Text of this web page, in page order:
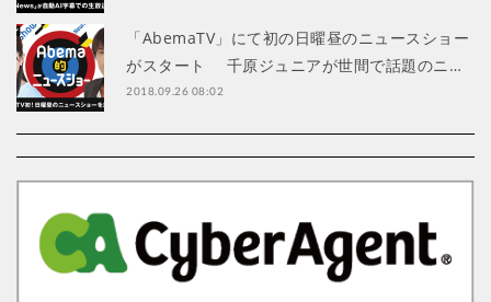
「AbemaTV」にて初の日曜昼のニュースショー
がスタート 千原ジュニアが世間で話題のニ…
2018.09.26 08:02